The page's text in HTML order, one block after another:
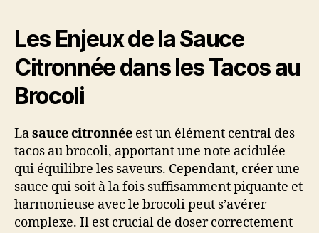
Les Enjeux de la Sauce
Citronnée dans les Tacos au
Brocoli
Lasauce citronnée est un élément central des
tacos au brocoli, apportant une note acidulée
qui équilibre les saveurs. Cependant, créer une
sauce qui soit à la fois suffisamment piquante et
harmonieuse avec le brocoli peut s’avérer
complexe. Il est crucial de doser correctement